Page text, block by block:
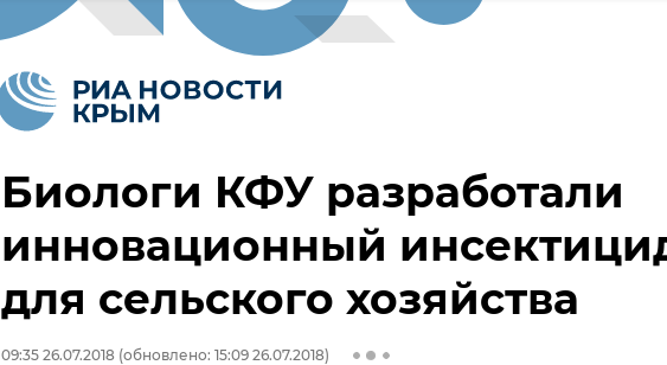
Биологи КФУ разработали
инновационный
для сельского хозяйства
09:35 26.07.2018 (обновлено: 15:09 26.07.2018)